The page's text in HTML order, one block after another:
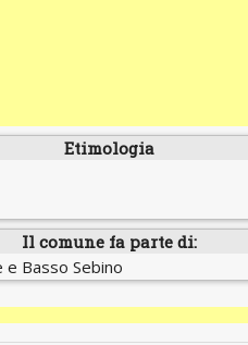
Etimologia
Il comune fa parte di:
Basso Sebino